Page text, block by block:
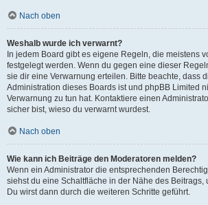
Nach oben
Weshalb wurde ich verwarnt?
In jedem Board gibt es eigene Regeln, die meistens
festgelegt werden. Wenn du gegen eine dieser
sie dir eine Verwarnung erteilen. Bitte beachte, dass
Administration dieses Boards ist und phpBB Limited
Verwarnung zu tun hat. Kontaktiere einen
sicher bist, wieso du verwarnt wurdest.
Nach oben
Wie kann ich Beiträge den Moderatoren melden?
Wenn ein Administrator die entsprechenden
siehst du eine Schaltfläche in der Nähe des Beitrags,
Du wirst dann durch die weiteren Schritte geführt.